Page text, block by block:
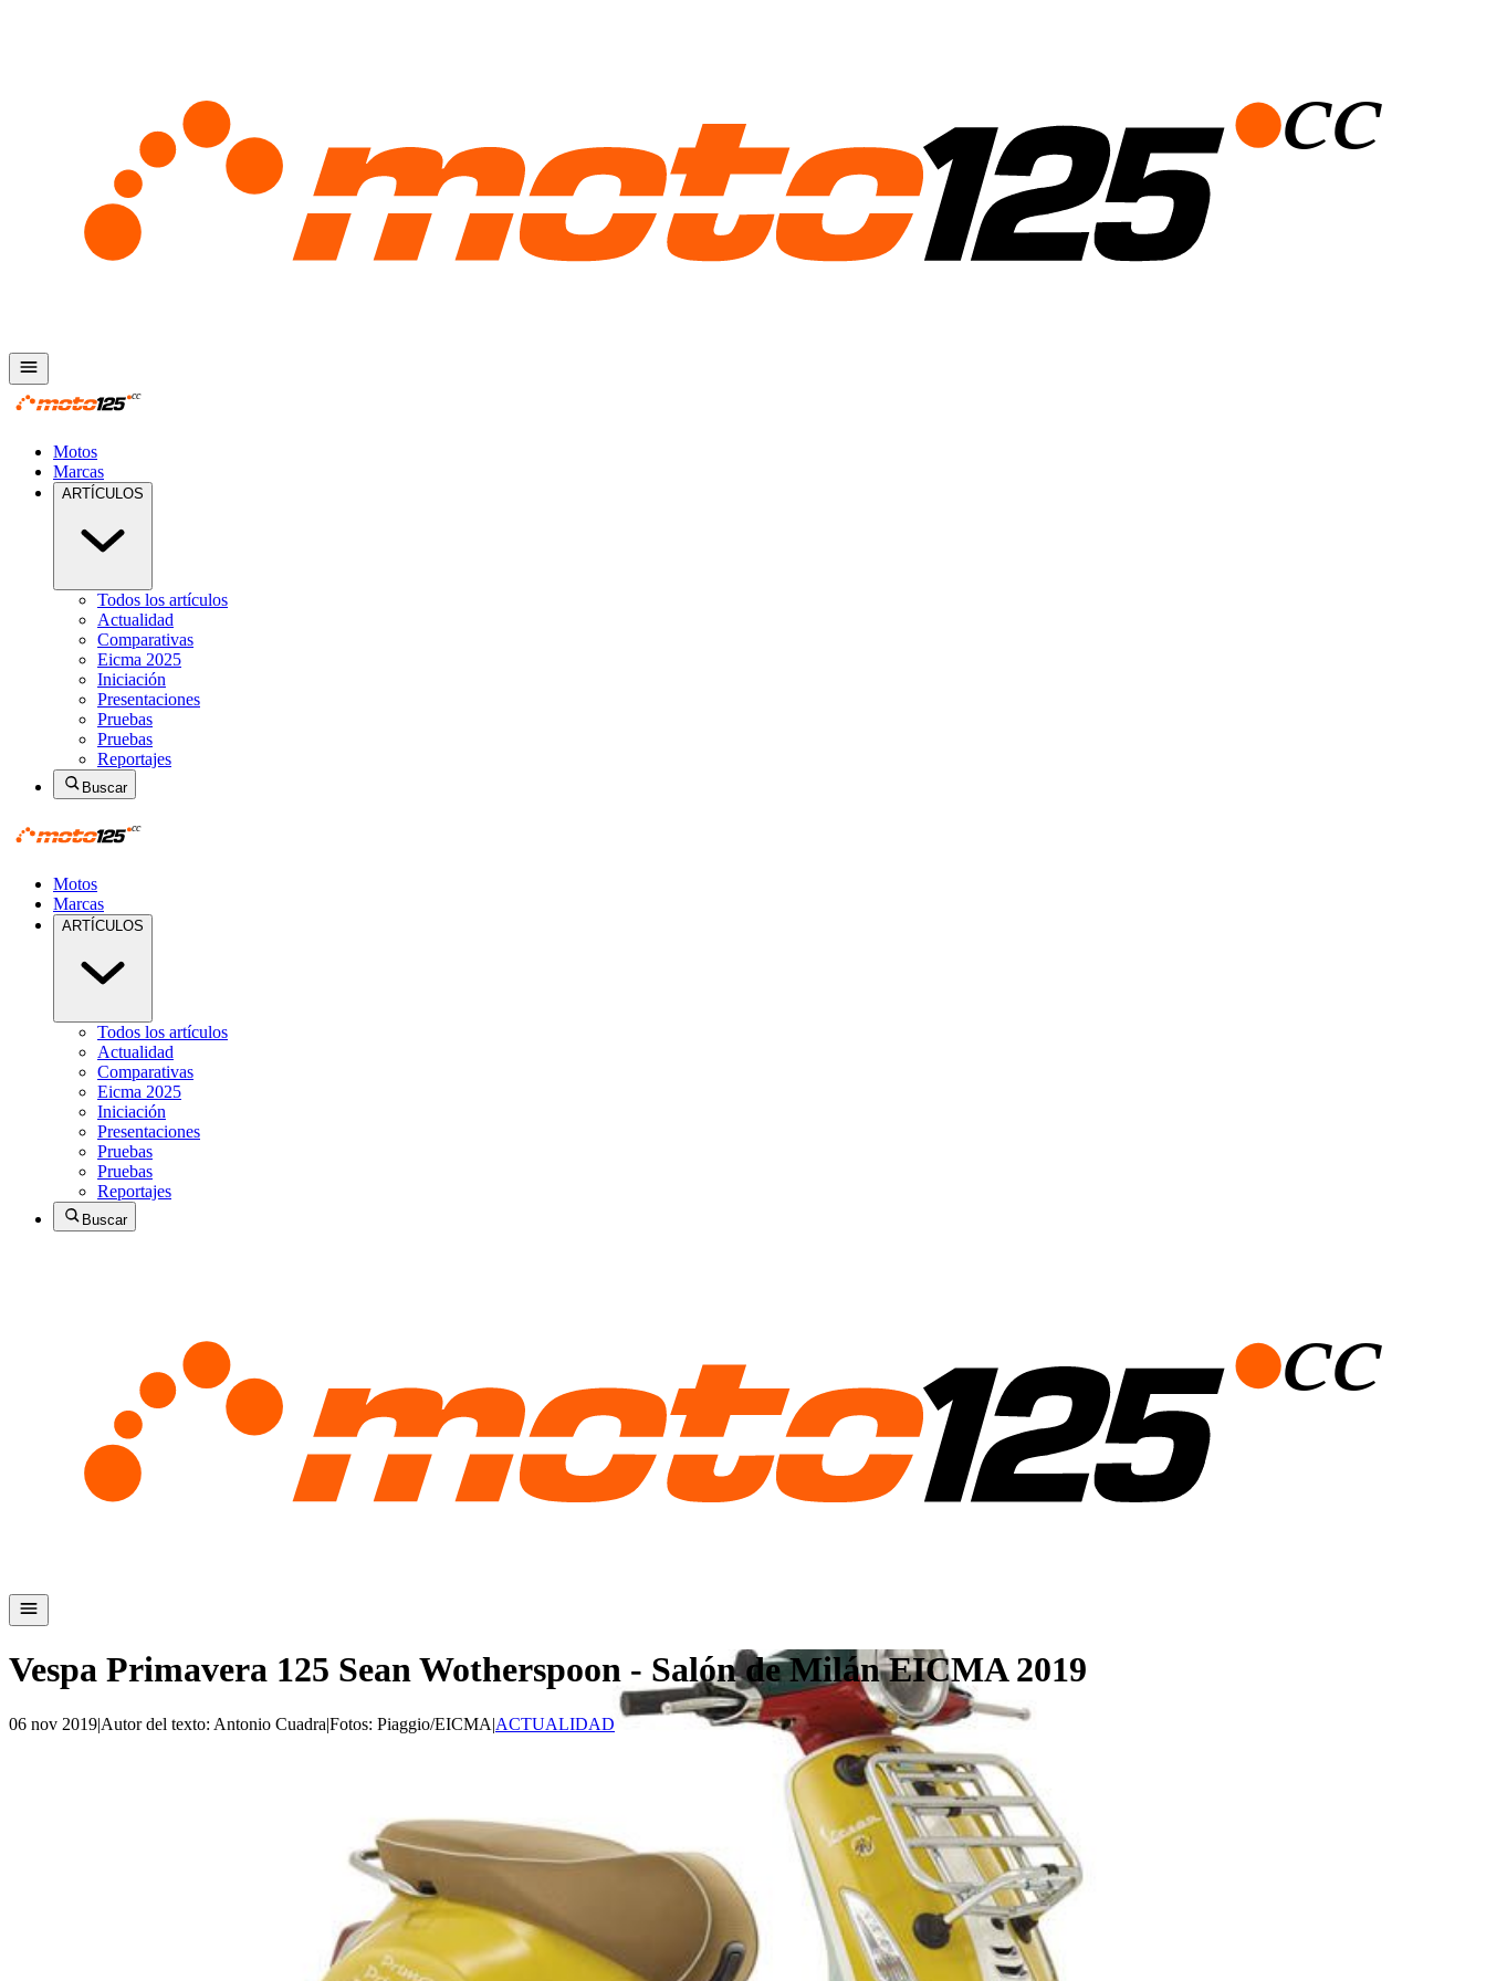
Motos
Marcas
ARTÍCULOS
Todos los artículos
Actualidad
Comparativas
Eicma 2025
Iniciación
Presentaciones
Pruebas
Pruebas
Reportajes
Buscar
Motos
Marcas
ARTÍCULOS
Todos los artículos
Actualidad
Comparativas
Eicma 2025
Iniciación
Presentaciones
Pruebas
Pruebas
Reportajes
Buscar
Vespa Primavera 125 Sean Wotherspoon - Salón de Milán EICMA 2019
06 nov 2019|Autor del texto: Antonio Cuadra|Fotos: Piaggio/EICMA|ACTUALIDAD